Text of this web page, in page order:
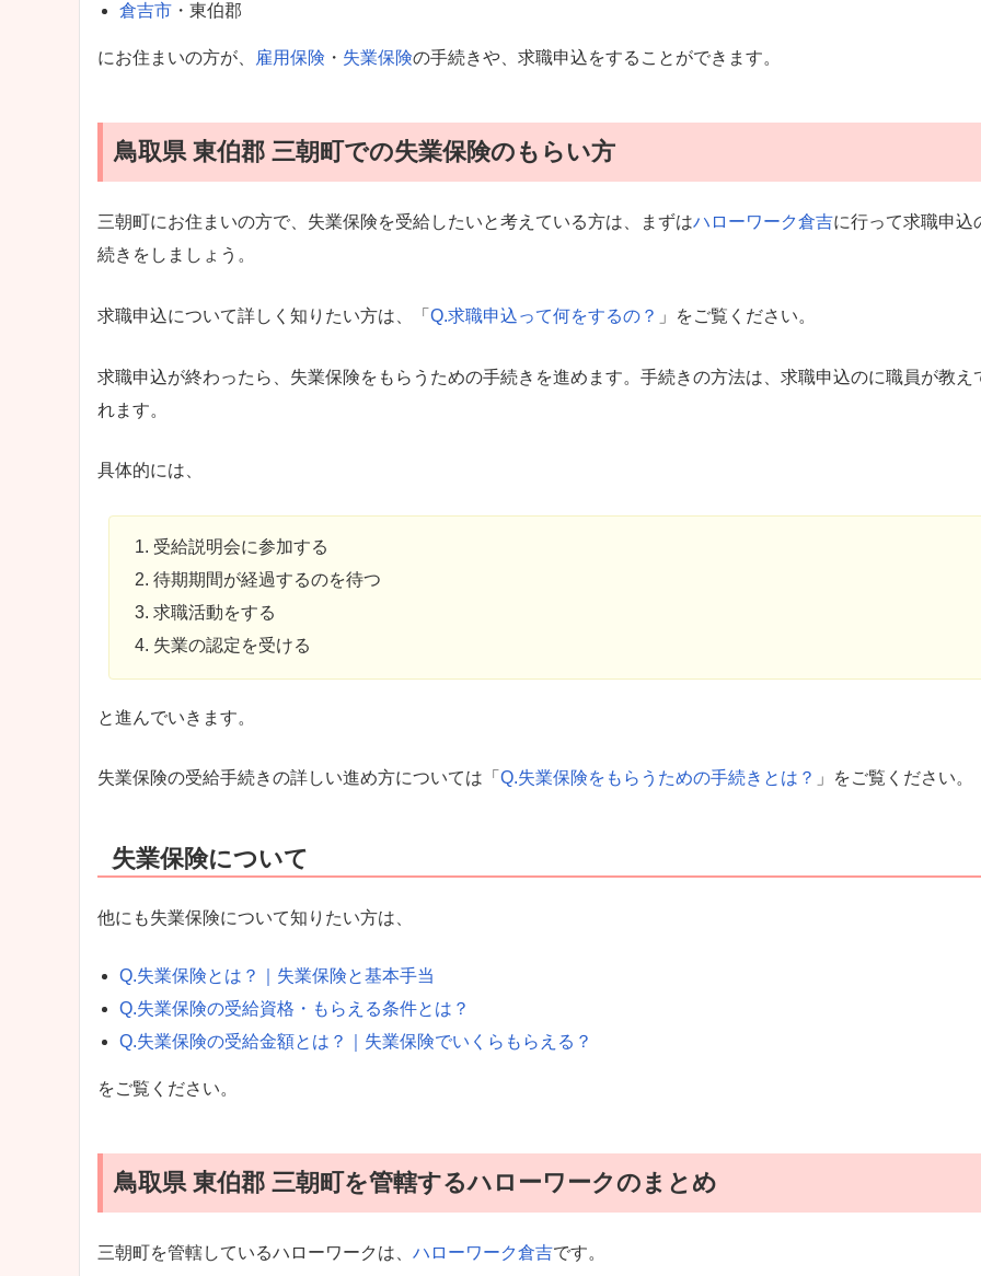
倉吉市 ・東伯郡
にお住まいの方が、 雇用保険 ・ 失業保険の手続きや、求職申込をすることができます。
鳥取県 東伯郡 三朝町での失業保険のもらい方
三朝町にお住まいの方で、失業保険を受給したいと考えている方は、まずはハローワーク倉吉に行って求職申込
続きをしましょう。
求職申込について詳しく知りたい方は、「 Q.求職申込って何をするの？ 」をご覧ください。
求職申込が終わったら、失業保険をもらうための手続きを進めます。手続きの方法は、求職申込のに職員が教え
れます。
具体的には、
受給説明会に参加する
待期期間が経過するのを待つ
求職活動をする
失業の認定を受ける
と進んでいきます。
失業保険の受給手続きの詳しい進め方については「 Q.失業保険をもらうための手続きとは？ 」をご覧ください。
失業保険について
他にも失業保険について知りたい方は、
Q.失業保険とは？｜失業保険と基本手当
Q.失業保険の受給資格・もらえる条件とは？
Q.失業保険の受給金額とは？｜失業保険でいくらもらえる？
をご覧ください。
鳥取県 東伯郡 三朝町を管轄するハローワークのまとめ
三朝町を管轄しているハローワークは、 ハローワーク倉吉です。